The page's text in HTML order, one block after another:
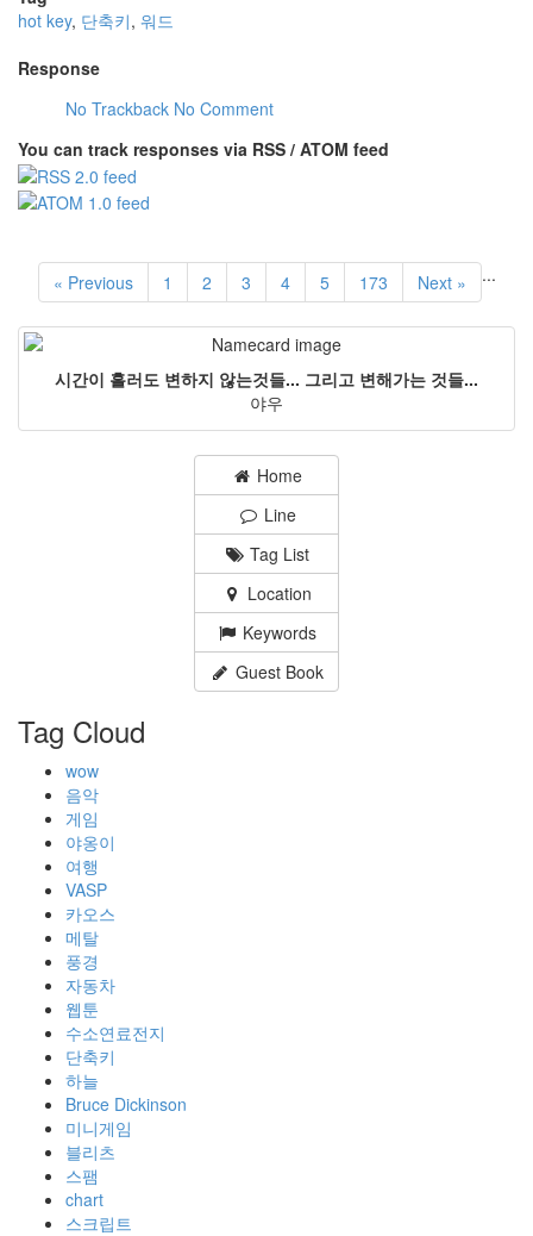
hot key, 단축키, 워드
Response
No Trackback No Comment
You can track responses via RSS / ATOM feed
« Previous 1 2 3 4 5 ...
173 Next »
시간이 흘러도 변하지 않는것들... 그리고 변해가는 것들...
야우
Home
Line
Tag List
Location
Keywords
Guest Book
Tag Cloud
wow
음악
게임
야옹이
여행
VASP
카오스
메탈
풍경
자동차
웹툰
수소연료전지
단축키
하늘
Bruce Dickinson
미니게임
블리츠
스팸
chart
스크립트